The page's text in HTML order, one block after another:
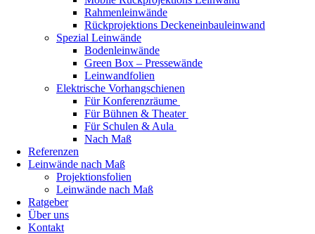
Rahmenleinwände
Rückprojektions Deckeneinbauleinwand
Spezial Leinwände
Bodenleinwände
Green Box – Pressewände
Leinwandfolien
Elektrische Vorhangschienen
Für Konferenzräume
Für Bühnen & Theater
Für Schulen & Aula
Nach Maß
Referenzen
Leinwände nach Maß
Projektionsfolien
Leinwände nach Maß
Ratgeber
Über uns
Kontakt